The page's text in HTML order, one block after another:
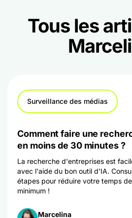
Tous les
Surveillance des médias
Comment faire une
en moins de 30 minutes ?
La recherche d'entreprises est
avec l'aide du bon outil d'IA.
étapes pour réduire votre temps
minimum !
Marcelina